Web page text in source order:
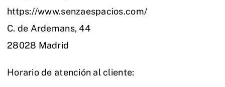
https://www.senzaespacios.com/
C. de Ardemans, 44
28028 Madrid
Horario de atención al cliente: